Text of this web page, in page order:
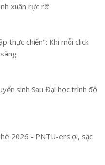
xuân rực rỡ
thực chiến": Khi mỗi click
sinh Sau Đại học trình độ
hè 2026 - PNTU-ers ơi, sạc